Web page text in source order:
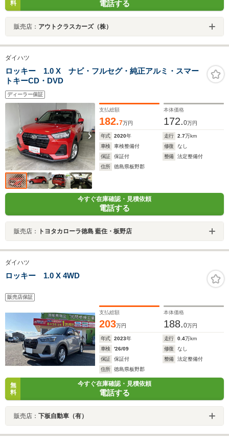
料 電話する
販売店： アウトクラスカーズ（株）
ダイハツ
ロッキー 1.0 X ナビ・フルセグ・純正アルミ・スマー
トキーCD・DVD
ディーラー保証
支払総額
182.7万円
本体価格
172.0万円
年式 2020年 走行 2.7万km
車検
車検整備付 修復
なし
保証
保証付 整備
法定整備付
住所
徳島県板野郡
今すぐ在庫確認・見積依頼
電話する
販売店： トヨタカローラ徳島 藍住・板野店
ダイハツ
ロッキー 1.0 X 4WD
販売店保証
支払総額
203万円
本体価格
188.0万円
年式 2023年 走行 0.4万km
車検
'26/09 修復
なし
保証
保証付 整備
法定整備付
住所
徳島県板野郡
無
料
今すぐ在庫確認・見積依頼
電話する
販売店： 下板自動車（有）